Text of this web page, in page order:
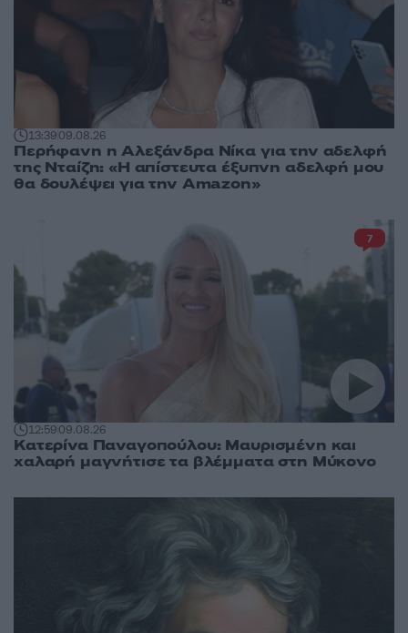
13:3909.08.26
Περήφανη η Αλεξάνδρα Νίκα για την αδελφή
της Νταίζη: «Η απίστευτα έξυπνη αδελφή μου
θα δουλέψει για την Amazon»
12:5909.08.26
Κατερίνα Παναγοπούλου: Μαυρισμένη και
χαλαρή μαγνήτισε τα βλέμματα στη Μύκονο
7